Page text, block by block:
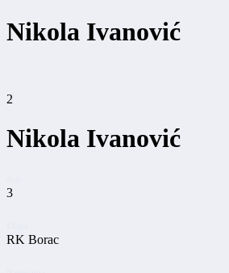
Nikola Ivanović
2
Nikola Ivanović
3
RK Borac